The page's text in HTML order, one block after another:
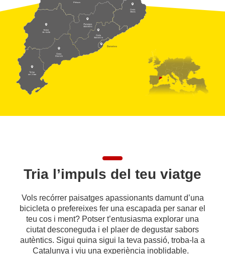
Tria l’impuls del teu viatge
Vols recórrer paisatges apassionants damunt d’una
bicicleta o prefereixes fer una escapada per sanar el
teu cos i ment? Potser t’entusiasma explorar una
ciutat desconeguda i el plaer de degustar sabors
autèntics. Sigui quina sigui la teva passió, troba-la a
Catalunya i viu una experiència inoblidable.